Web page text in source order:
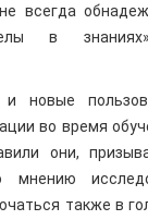
всегда
в
новые
во время
они,
мнению
также в